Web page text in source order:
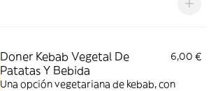
Doner Kebab Vegetal De
Patatas Y Bebida
6,00 €
Una opción vegetariana de kebab, con